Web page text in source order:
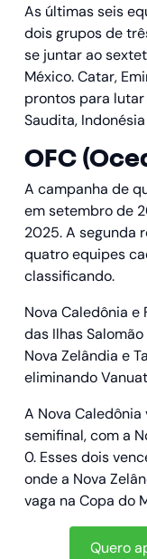
As últimas seis
dois grupos de
se juntar ao
México. Catar,
prontos para
Saudita,
OFC
A campanha de
em setembro de
2025. A segunda
quatro equipes
classificando.
Nova Caledônia
das Ilhas
Nova Zelândia e
eliminando
A Nova
semifinal, com a
0. Esses dois
onde a Nova
vaga na Copa do
Quero